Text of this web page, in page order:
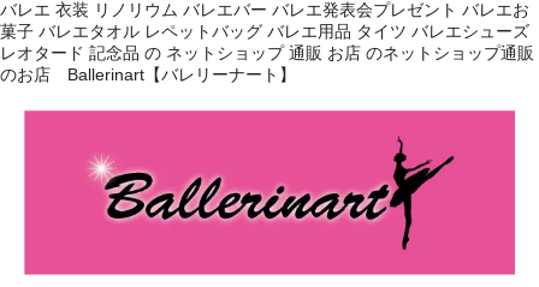
バレエ 衣装 リノリウム バレエバー バレエ発表会プレゼント バレエお
菓子 バレエタオル レペットバッグ バレエ用品 タイツ バレエシューズ
レオタード 記念品 の ネットショップ 通販 お店 のネットショップ通販
のお店 Ballerinart【バレリーナート】